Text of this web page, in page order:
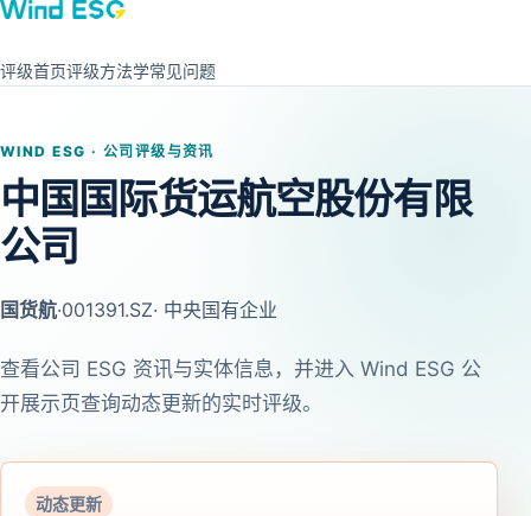
评级首页评级方法学常见问题
WIND ESG · 公司评级与资讯
中国国际货运航空股份有限
公司
国货航·001391.SZ· 中央国有企业
查看公司 ESG 资讯与实体信息，并进入 Wind ESG 公
开展示页查询动态更新的实时评级。
动态更新